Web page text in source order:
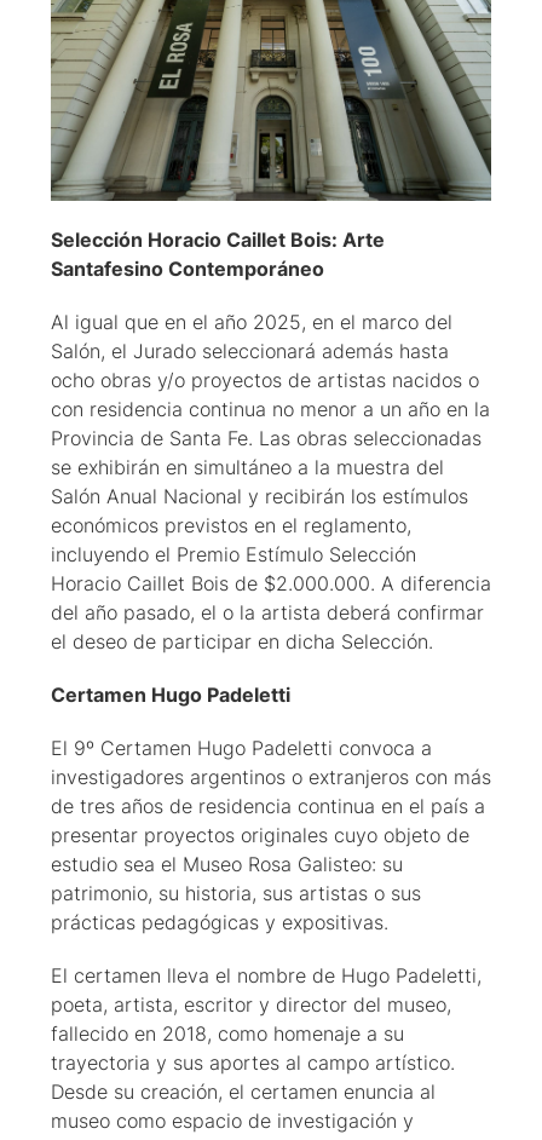
Selección Horacio Caillet Bois: Arte
Santafesino Contemporáneo
Al igual que en el año 2025, en el marco del
Salón, el Jurado seleccionará además hasta
ocho obras y/o proyectos de artistas nacidos o
con residencia continua no menor a un año en la
Provincia de Santa Fe. Las obras seleccionadas
se exhibirán en simultáneo a la muestra del
Salón Anual Nacional y recibirán los estímulos
económicos previstos en el reglamento,
incluyendo el Premio Estímulo Selección
Horacio Caillet Bois de $2.000.000. A diferencia
del año pasado, el o la artista deberá confirmar
el deseo de participar en dicha Selección.
Certamen Hugo Padeletti
El 9º Certamen Hugo Padeletti convoca a
investigadores argentinos o extranjeros con más
de tres años de residencia continua en el país a
presentar proyectos originales cuyo objeto de
estudio sea el Museo Rosa Galisteo: su
patrimonio, su historia, sus artistas o sus
prácticas pedagógicas y expositivas.
El certamen lleva el nombre de Hugo Padeletti,
poeta, artista, escritor y director del museo,
fallecido en 2018, como homenaje a su
trayectoria y sus aportes al campo artístico.
Desde su creación, el certamen enuncia al
museo como espacio de investigación y